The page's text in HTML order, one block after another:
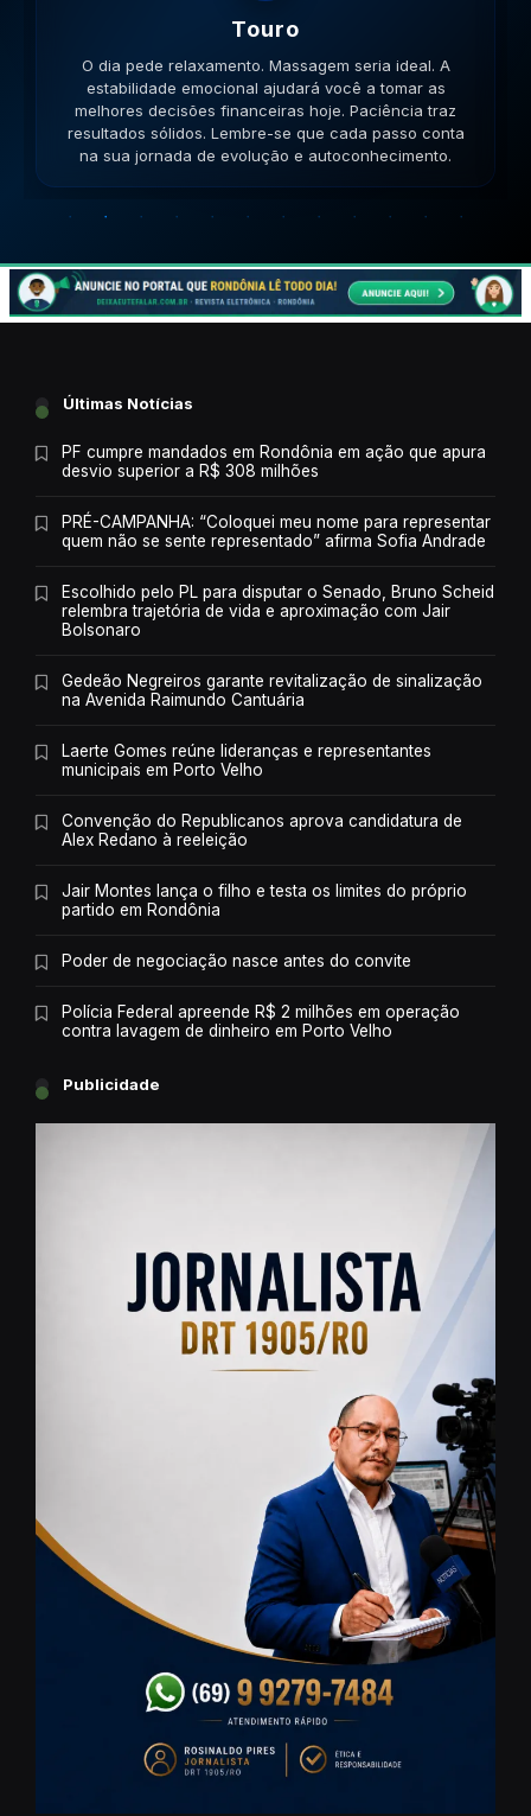
Gemeos
O dia pede movimento. Caminhe, corra, pedale. A
versatilidade é seu ponto forte; use-a para resolver
impasses de forma criativa. A versatilidade ajudará no
sucesso. Lembre-se que cada passo conta na sua
jornada de evolução e autoconhecimento.
Últimas Notícias
PF cumpre mandados em Rondônia em ação que apura
desvio superior a R$ 308 milhões
PRÉ-CAMPANHA: “Coloquei meu nome para representar
quem não se sente representado” afirma Sofia Andrade
Escolhido pelo PL para disputar o Senado, Bruno Scheid
relembra trajetória de vida e aproximação com Jair
Bolsonaro
Gedeão Negreiros garante revitalização de sinalização
na Avenida Raimundo Cantuária
Laerte Gomes reúne lideranças e representantes
municipais em Porto Velho
Convenção do Republicanos aprova candidatura de
Alex Redano à reeleição
Jair Montes lança o filho e testa os limites do próprio
partido em Rondônia
Poder de negociação nasce antes do convite
Polícia Federal apreende R$ 2 milhões em operação
contra lavagem de dinheiro em Porto Velho
Publicidade